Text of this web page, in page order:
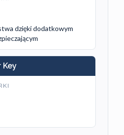
dzięki dodatkowym
Key